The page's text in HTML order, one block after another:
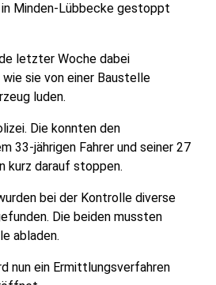
Minden-Lübbecke gestoppt
letzter Woche dabei
sie von einer Baustelle
luden.
Die konnten den
33-jährigen Fahrer und seiner 27
kurz darauf stoppen.
bei der Kontrolle diverse
Die beiden mussten
abladen.
nun ein Ermittlungsverfahren